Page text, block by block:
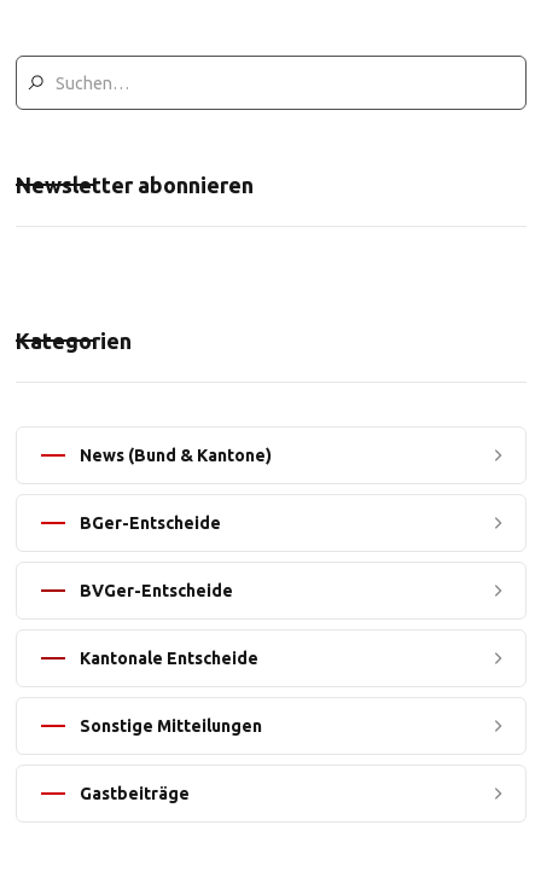
Newsletter abonnieren
Kategorien
News (Bund & Kantone)
BGer-Entscheide
BVGer-Entscheide
Kantonale Entscheide
Sonstige Mitteilungen
Gastbeiträge